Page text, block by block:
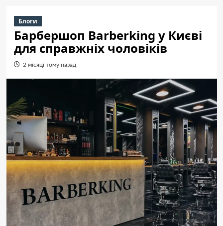
Блоги
Барбершоп Barberking у Києві
для справжніх чоловіків
2 місяці тому назад